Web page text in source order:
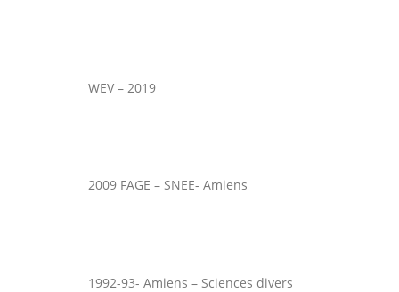
WEV – 2019
2009 FAGE – SNEE- Amiens
1992-93- Amiens – Sciences divers